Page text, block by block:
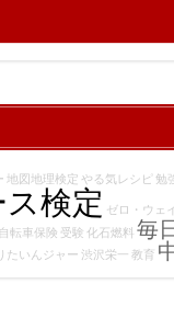
地図地理検定 やる気レシピ 勉
検定 ゼロ・ウェ
自転車保険 受験 化石燃料 毎
たいんジャー 渋沢栄一 教育